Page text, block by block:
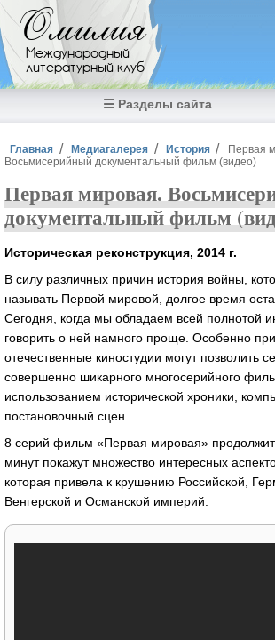
Перейти к основному содержанию
Омилия
Международный
литературный клуб
☰ Разделы сайта
Вы здесь
Главная Медиагалерея История
Первая
Восьмисерийный документальный фильм (видео)
Первая мировая.
документальный фильм
Историческая реконструкция, 2014 г.
В силу различных причин история войны,
называть Первой мировой, долгое время
Сегодня, когда мы обладаем всей полнотой
говорить о ней намного проще. Особенно
отечественные киностудии могут позволить
совершенно шикарного многосерийного
использованием исторической хроники,
постановочный сцен.
8 серий фильм «Первая мировая»
минут покажут множество интересных
которая привела к крушению Российской,
Венгерской и Османской империй.